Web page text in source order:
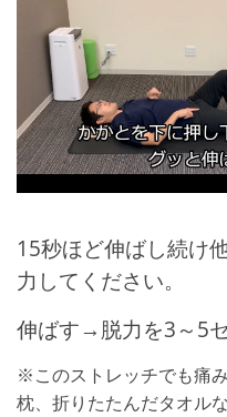
15秒ほど伸ばし続け
力してください。
伸ばす→脱力を3～5
※このストレッチでも痛
枕、折りたたんだタオル